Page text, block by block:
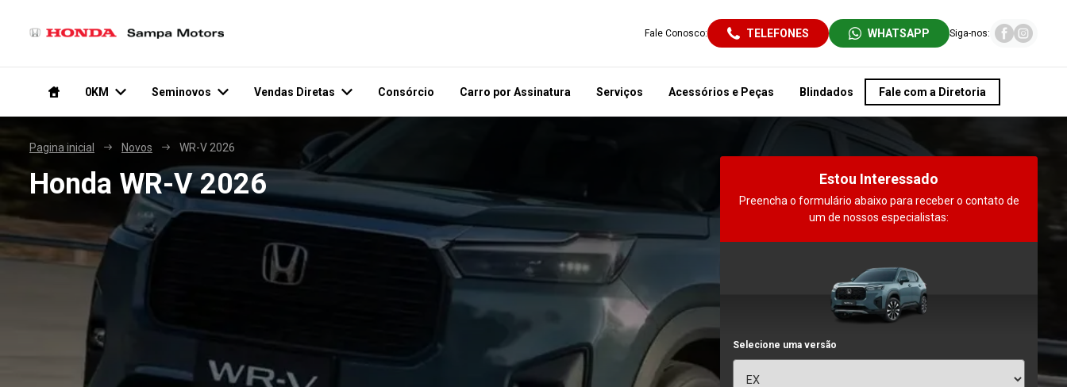
Fale Conosco: TELEFONES WHATSAPP Siga-nos:
0KM Seminovos Vendas Diretas Consórcio Carro por Assinatura Serviços Acessórios e Peças Blindados Fale com a Diretoria
Pagina inicial Novos WR-V 2026
Honda WR-V 2026 Estou Interessado
Preencha o formulário abaixo para receber o contato de
um de nossos especialistas:
Selecione uma versão